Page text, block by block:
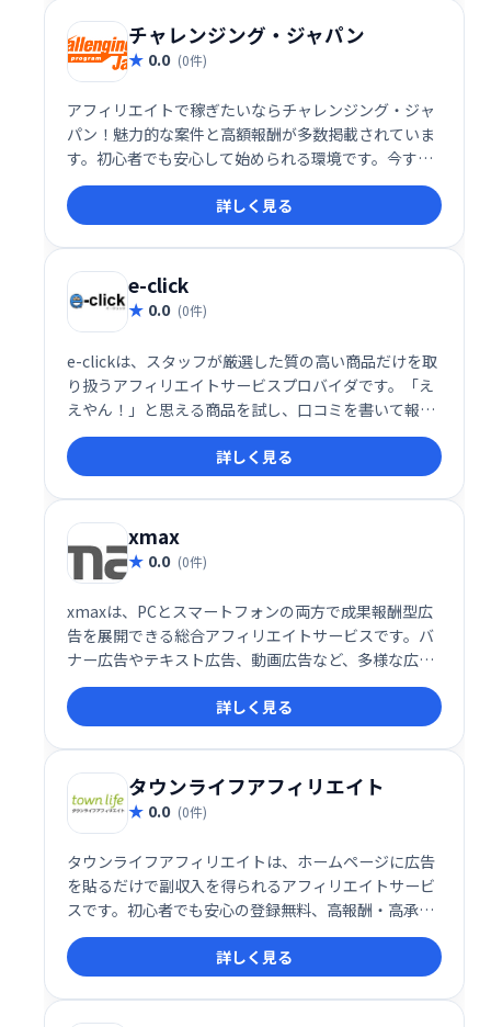
チャレンジング・ジャパン
0.0 (0件)
アフィリエイトで稼ぎたいならチャレンジング・ジャ
パン！魅力的な案件と高額報酬が多数掲載されていま
す。初心者でも安心して始められる環境です。今すぐ
登録して、広告収入で理想の生活を手に入れましょ
う！
詳しく見る
e-click
0.0 (0件)
e-clickは、スタッフが厳選した質の高い商品だけを取
り扱うアフィリエイトサービスプロバイダです。「え
えやん！」と思える商品を試し、口コミを書いて報酬
を得られる、新しいアフィリエイト体験を提供しま
す。
詳しく見る
xmax
0.0 (0件)
xmaxは、PCとスマートフォンの両方で成果報酬型広
告を展開できる総合アフィリエイトサービスです。バ
ナー広告やテキスト広告、動画広告など、多様な広告
掲載手段を提供し、効率的な集客と収益化をサポート
します。初心者から経験者まで手軽に始められる使い
やすさが特徴で、アフィリエイトマーケティングの成
功を目指す方に最適です。
詳しく見る
タウンライフアフィリエイト
0.0 (0件)
タウンライフアフィリエイトは、ホームページに広告
を貼るだけで副収入を得られるアフィリエイトサービ
スです。初心者でも安心の登録無料、高報酬・高承認
率案件が多数あり、振込手数料も無料です。会員ラン
クに応じて報酬もアップ！手軽に副収入を得たい方に
おすすめです。
詳しく見る